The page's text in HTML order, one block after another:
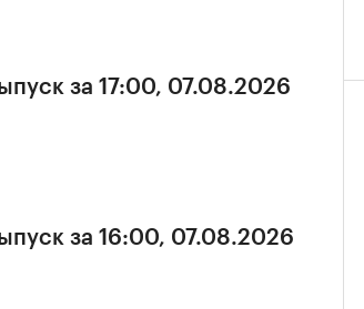
за 17:00, 07.08.2026
за 16:00, 07.08.2026